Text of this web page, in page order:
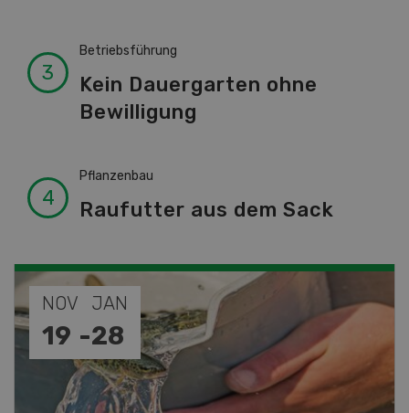
Betriebsführung
Kein Dauergarten ohne
Bewilligung
Pflanzenbau
Raufutter aus dem Sack
SEP
10 -11